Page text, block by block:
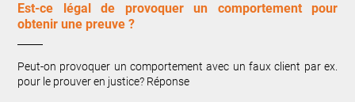
Est-ce légal de provoquer un comportement pour
obtenir une preuve ?
Peut-on provoquer un comportement avec un faux client par ex.
pour le prouver en justice? Réponse